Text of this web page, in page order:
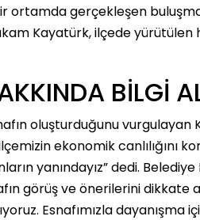
ortamda gerçekleşen
Kayatürk, ilçede
BİLGİ
oluşturduğunu vurgulayan
ekonomik canlılığını
yanındayız” dedi.
görüş ve önerilerini dikkate
Esnafımızla dayanışma